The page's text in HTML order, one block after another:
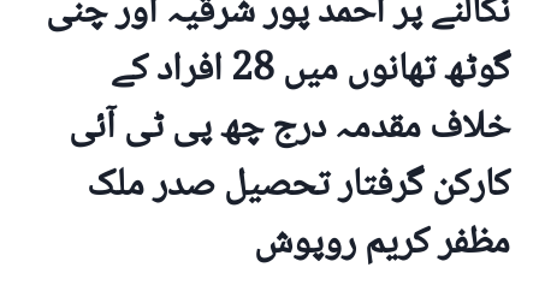
نکالنے پر احمد پور شرقیہ اور چنی
گوٹھ تھانوں میں 28 افراد کے
خلاف مقدمہ درج چھ پی ٹی آئی
کارکن گرفتار تحصیل صدر ملک
مظفر کریم روپوش